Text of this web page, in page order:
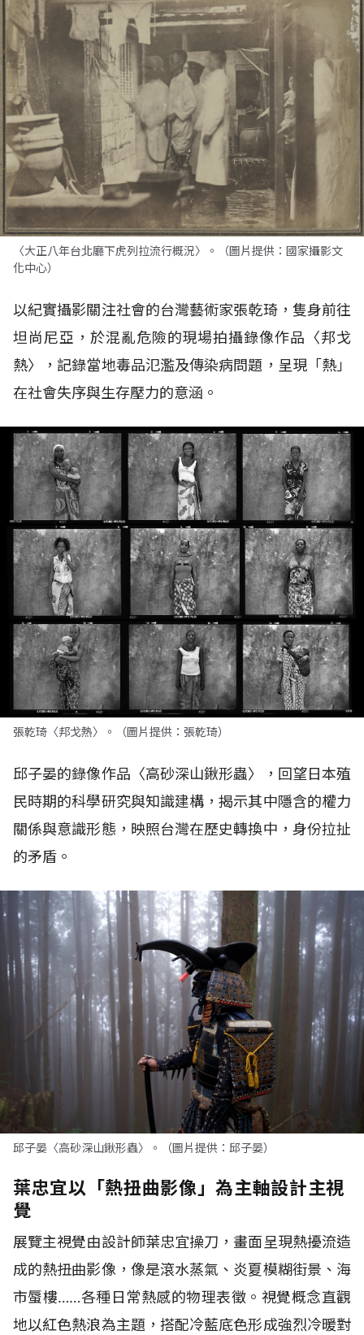
〈大正八年台北廳下虎列拉流行概況〉。（圖片提供：國家攝影文
化中心）
以紀實攝影關注社會的台灣藝術家張乾琦，隻身前往
坦尚尼亞，於混亂危險的現場拍攝錄像作品〈邦戈
熱〉，記錄當地毒品氾濫及傳染病問題，呈現「熱」
在社會失序與生存壓力的意涵。
張乾琦〈邦戈熱〉。（圖片提供：張乾琦）
邱子晏的錄像作品〈高砂深山鍬形蟲〉，回望日本殖
民時期的科學研究與知識建構，揭示其中隱含的權力
關係與意識形態，映照台灣在歷史轉換中，身份拉扯
的矛盾。
邱子晏〈高砂深山鍬形蟲〉。（圖片提供：邱子晏）
葉忠宜以「熱扭曲影像」為主軸設計主視
覺
展覽主視覺由設計師葉忠宜操刀，畫面呈現熱擾流造
成的熱扭曲影像，像是滾水蒸氣、炎夏模糊街景、海
市蜃樓……各種日常熱感的物理表徵。視覺概念直觀
地以紅色熱浪為主題，搭配冷藍底色形成強烈冷暖對